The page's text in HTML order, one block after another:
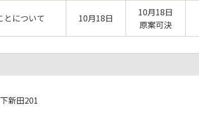
とについて 10月18日
10月18日
原案可決
新田201